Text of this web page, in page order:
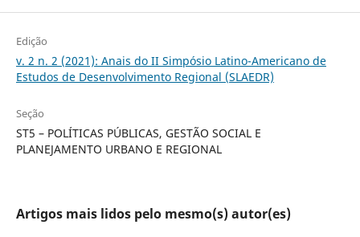
Edição
v. 2 n. 2 (2021): Anais do II Simpósio Latino-Americano de
Estudos de Desenvolvimento Regional (SLAEDR)
Seção
ST5 – POLÍTICAS PÚBLICAS, GESTÃO SOCIAL E
PLANEJAMENTO URBANO E REGIONAL
Artigos mais lidos pelo mesmo(s) autor(es)